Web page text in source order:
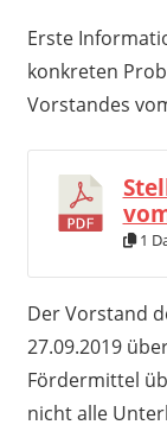
Erste
konkreten
Vorstandes
1
Der Vorstand
27.09.2019
Fördermittel
nicht alle